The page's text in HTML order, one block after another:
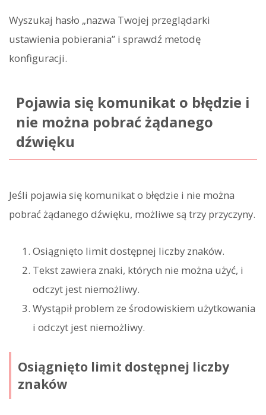
Wyszukaj hasło „nazwa Twojej przeglądarki
ustawienia pobierania” i sprawdź metodę
konfiguracji.
Pojawia się komunikat o błędzie i
nie można pobrać żądanego
dźwięku
Jeśli pojawia się komunikat o błędzie i nie można
pobrać żądanego dźwięku, możliwe są trzy przyczyny.
Osiągnięto limit dostępnej liczby znaków.
Tekst zawiera znaki, których nie można użyć, i
odczyt jest niemożliwy.
Wystąpił problem ze środowiskiem użytkowania
i odczyt jest niemożliwy.
Osiągnięto limit dostępnej liczby
znaków